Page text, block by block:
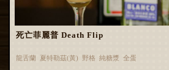
死亡菲麗普 Death Flip
龍舌蘭 夏特勒茲(黃) 野格 純糖漿 全蛋